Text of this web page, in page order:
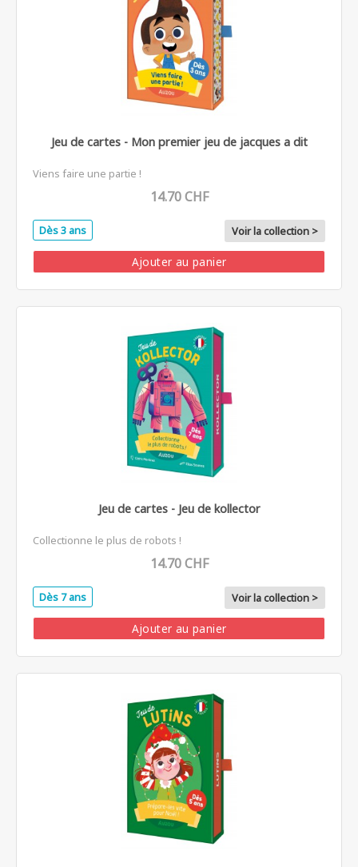
Jeu de cartes - Mon premier jeu de jacques a dit
Viens faire une partie !
14.70 CHF
Dès 3 ans Voir la collection >
Ajouter au panier
Jeu de cartes - Jeu de kollector
Collectionne le plus de robots !
14.70 CHF
Dès 7 ans Voir la collection >
Ajouter au panier